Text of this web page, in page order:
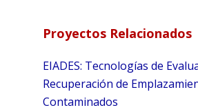
Proyectos Relacionados
EIADES: Tecnologías de
Recuperación de
Contaminados